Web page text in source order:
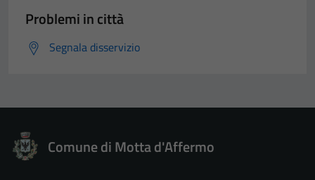
Problemi in città
Segnala disservizio
Comune di Motta d'Affermo